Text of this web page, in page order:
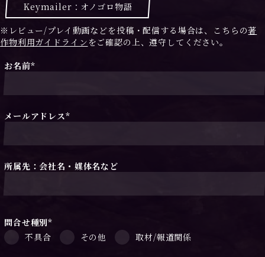
Keymailer：オノゴロ物語
※レビュー/プレイ動画などを投稿・配信する場合は、こちらの著
作物利用ガイドライン をご確認の上、遵守してください。
お名前*
メールアドレス*
所属先：会社名・媒体名など
問合せ種別*
不具合
その他 取材/報道関係